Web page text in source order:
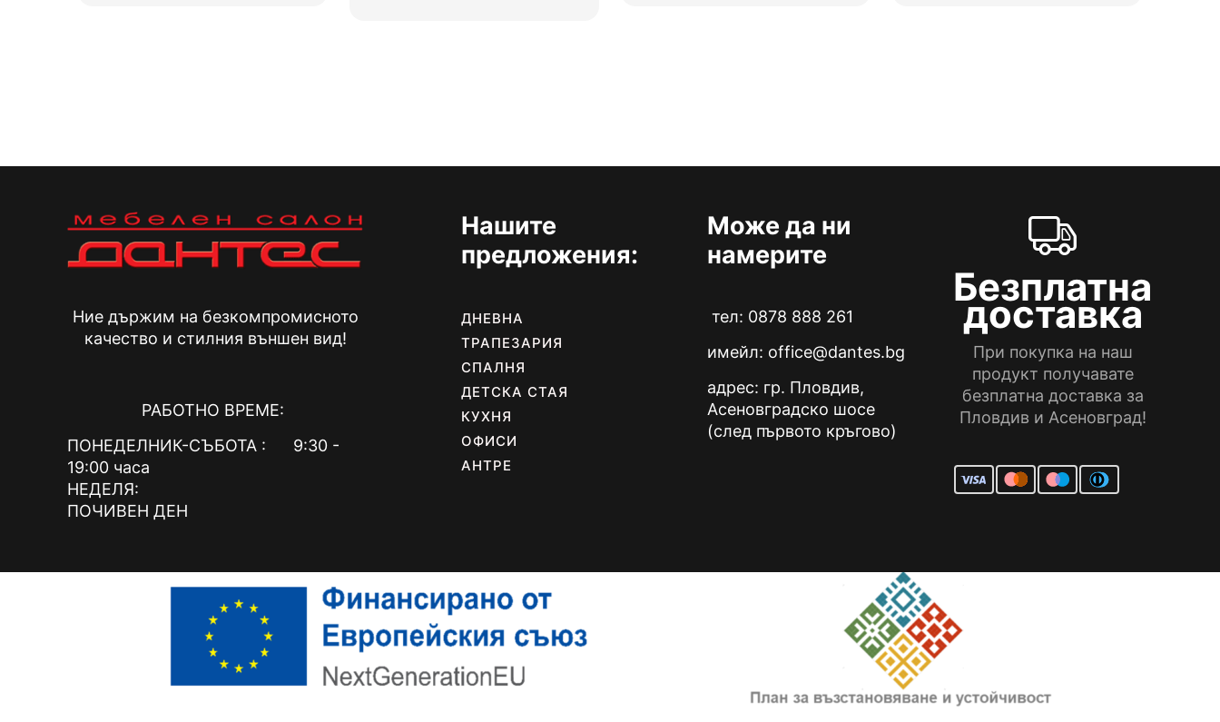
Ние държим на безкомпромисното
качество и стилния външен вид!
РАБОТНО ВРЕМЕ:
ПОНЕДЕЛНИК-СЪБОТА : 9:30 -
19:00 часа
НЕДЕЛЯ:
ПОЧИВЕН ДЕН
Нашите
предложения:
ДНЕВНА
ТРАПЕЗАРИЯ
СПАЛНЯ
ДЕТСКА СТАЯ
КУХНЯ
ОФИСИ
АНТРЕ
Може да ни
намерите
тел: 0878 888 261
имейл: office@dantes.bg
адрес: гр. Пловдив,
Асеновградско шосе
(след първото кръгово)
Безплатна
доставка
При покупка на наш
продукт получавате
безплатна доставка за
Пловдив и Асеновград!